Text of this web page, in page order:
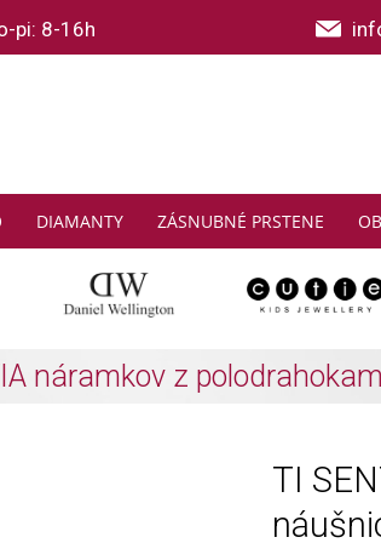
pi: 8-16h
DIAMANTY ZÁSNUBNÉ PRSTENE
Zbierajte a ušetrite Zistiť
TI